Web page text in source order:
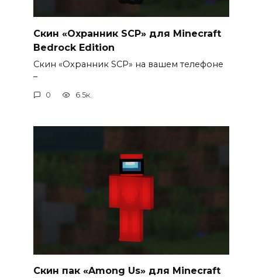
Скин «Охранник SCP» для Minecraft
Bedrock Edition
Скин «Охранник SCP» на вашем телефоне
–
0 6.5к.
Cкин пак «Among Us» для Minecraft